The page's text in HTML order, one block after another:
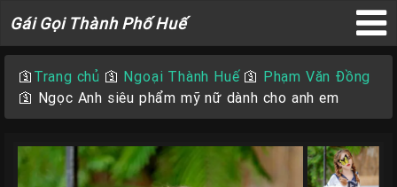
Gái Gọi Thành Phố Huế
Gái
Phố
Huế
×
🛐 Trang chủ 🛐 Ngoại Thành Huế🛐 Phạm Văn Đồng
🛐 Ngọc Anh siêu phẩm mỹ nữ dành cho anh em